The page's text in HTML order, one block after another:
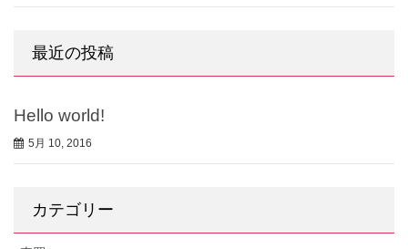
最近の投稿
Hello world!
5月 10, 2016
カテゴリー